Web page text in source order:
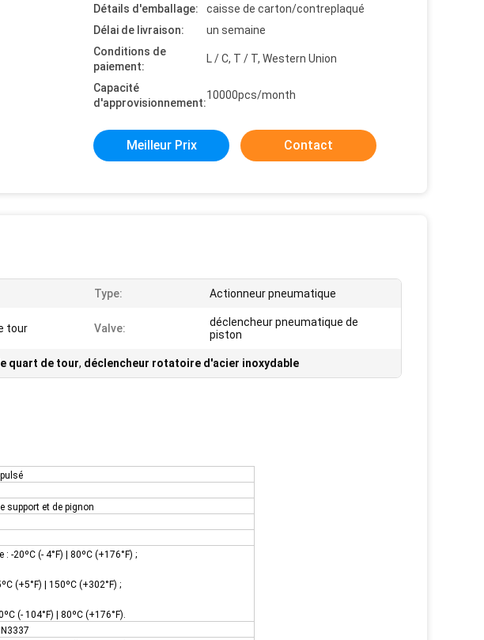
Détails d'emballage:
caisse de carton/contreplaqué
Délai de livraison:
un semaine
Conditions de
paiement:
L / C, T / T, Western Union
Capacité
d'approvisionnement:
10000pcs/month
Meilleur Prix Contact
Type: Actionneur pneumatique
tour Valve:
déclencheur pneumatique de
piston
quart de tour, déclencheur rotatoire d'acier inoxydable
support et de pignon
-20ºC (- 4°F) | 80ºC (+176°F) ;
(+5°F) | 150ºC (+302°F) ;
(- 104°F) | 80ºC (+176°F).